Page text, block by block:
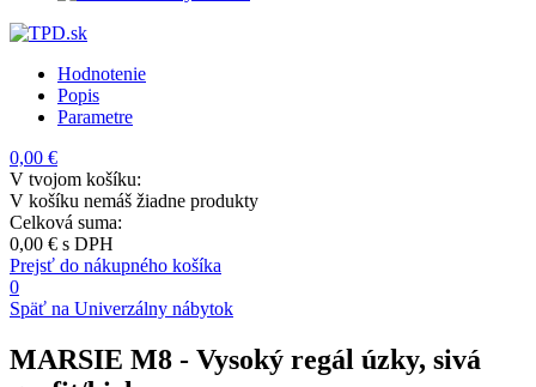
Hodnotenie
Popis
Parametre
0,00 €
V tvojom košíku:
V košíku nemáš žiadne produkty
Celková suma:
0,00 € s DPH
Prejsť do nákupného košíka
0
Späť na Univerzálny nábytok
MARSIE M8 - Vysoký regál úzky, sivá